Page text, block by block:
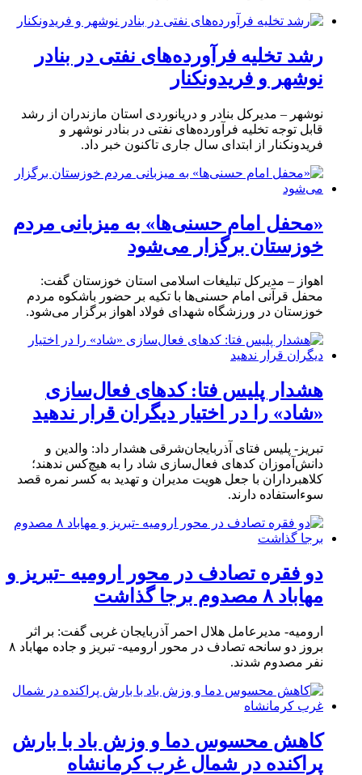
رشد تخلیه فرآورده‌های نفتی در بنادر
نوشهر و فریدونکنار
نوشهر – مدیرکل بنادر و دریانوردی استان مازندران از رشد
قابل توجه تخلیه فرآورده‌های نفتی در بنادر نوشهر و
فریدونکنار از ابتدای سال جاری تاکنون خبر داد.
«محفل امام حسنی‌ها» به میزبانی مردم
خوزستان برگزار می‌شود
اهواز – مدیرکل تبلیغات اسلامی استان خوزستان گفت:
محفل قرآنی امام حسنی‌ها با تکیه بر حضور باشکوه مردم
خوزستان در ورزشگاه شهدای فولاد اهواز برگزار می‌شود.
هشدار پلیس فتا: کدهای فعال‌سازی
«شاد» را در اختیار دیگران قرار ندهید
تبریز- پلیس فتای آذربایجان‌شرقی هشدار داد: والدین و
دانش‌آموزان کدهای فعال‌سازی شاد را به هیچ‌کس ندهند؛
کلاهبرداران با جعل هویت مدیران و تهدید به کسر نمره قصد
سوءاستفاده دارند.
دو فقره تصادف در محور ارومیه -تبریز و
مهاباد ۸ مصدوم برجا گذاشت
ارومیه- مدیرعامل هلال احمر آذربایجان غربی گفت: بر اثر
بروز دو سانحه تصادف در محور ارومیه- تبریز و جاده مهاباد ۸
نفر مصدوم شدند.
کاهش محسوس دما و وزش باد با بارش
پراکنده در شمال غرب کرمانشاه